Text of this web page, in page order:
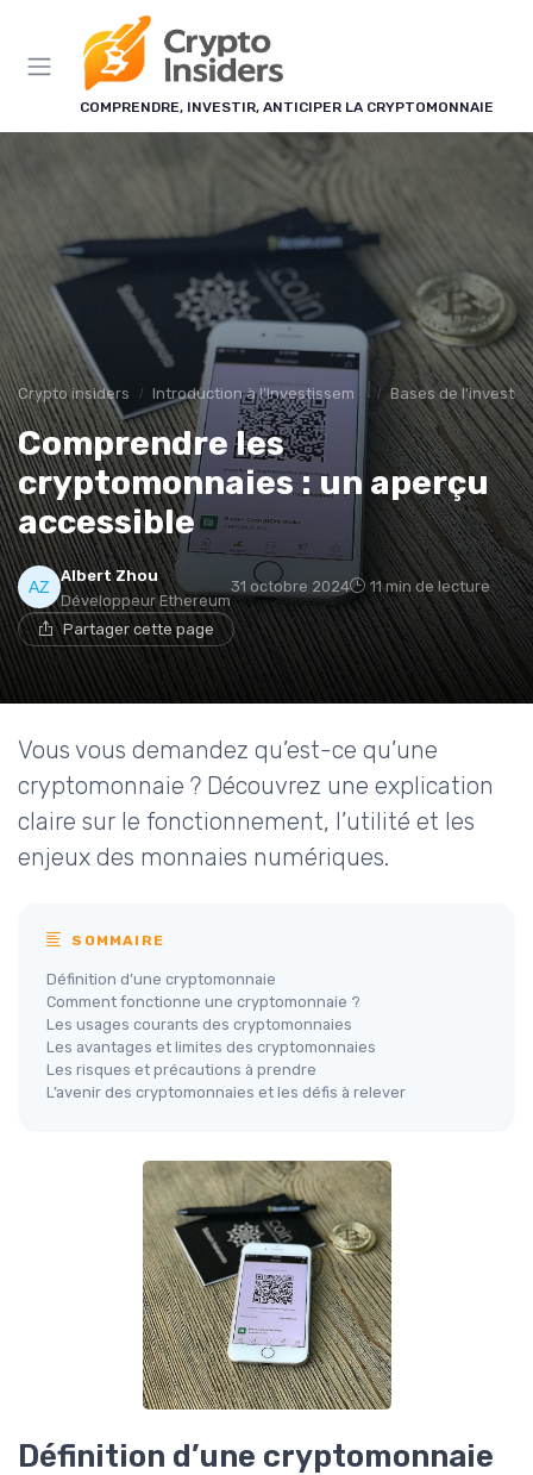
COMPRENDRE, INVESTIR, ANTICIPER LA CRYPTOMONNAIE
Crypto insiders Introduction à l'Investissement en Cryptomonnaies Bases de
Comprendre les
cryptomonnaies : un aperçu
accessible
Albert Zhou
Développeur Ethereum
31 octobre 2024 11 min de lecture
Partager cette page
Vous vous demandez qu’est-ce qu’une
cryptomonnaie ? Découvrez une explication
claire sur le fonctionnement, l’utilité et les
enjeux des monnaies numériques.
SOMMAIRE
Définition d’une cryptomonnaie
Comment fonctionne une cryptomonnaie ?
Les usages courants des cryptomonnaies
Les avantages et limites des cryptomonnaies
Les risques et précautions à prendre
L’avenir des cryptomonnaies et les défis à relever
Définition d’une cryptomonnaie
Panneau de gestion des cookies